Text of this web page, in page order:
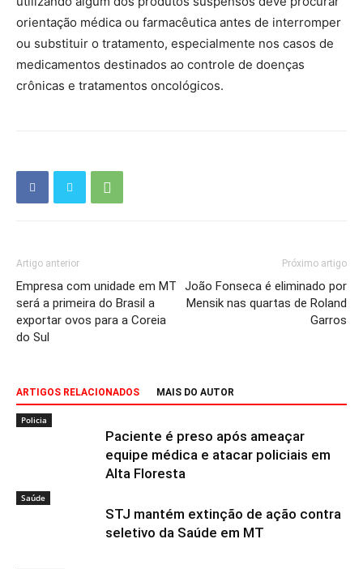
orientação médica ou farmacêutica antes de interromper
ou substituir o tratamento, especialmente nos casos de
medicamentos destinados ao controle de doenças
crônicas e tratamentos oncológicos.
Artigo anterior
Empresa com unidade em MT
será a primeira do Brasil a
exportar ovos para a Coreia
do Sul
Próximo artigo
João Fonseca é eliminado por
Mensik nas quartas de Roland
Garros
ARTIGOS RELACIONADOS MAIS DO AUTOR
Policia
Paciente é preso após ameaçar
equipe médica e atacar policiais em
Alta Floresta
Saúde
STJ mantém extinção de ação contra
seletivo da Saúde em MT